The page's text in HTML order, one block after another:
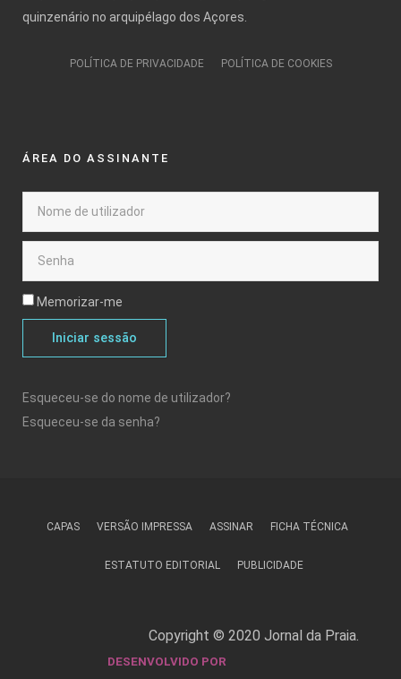
quinzenário no arquipélago dos Açores.
POLÍTICA DE PRIVACIDADE POLÍTICA DE COOKIES
ÁREA DO ASSINANTE
Memorizar-me
Iniciar sessão
Esqueceu-se do nome de utilizador?
Esqueceu-se da senha?
CAPAS VERSÃO IMPRESSA ASSINAR FICHA TÉCNICA
ESTATUTO EDITORIAL PUBLICIDADE
Copyright © 2020 Jornal da Praia.
DESENVOLVIDO POR